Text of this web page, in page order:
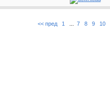
<< пред 1 7 8 9 10